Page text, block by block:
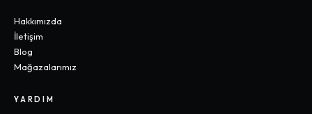
Hakkımızda
İletişim
Blog
Mağazalarımız
YARDIM